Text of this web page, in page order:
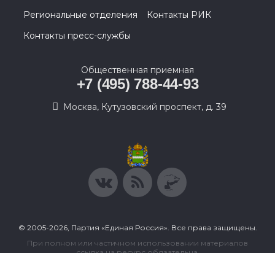
Региональные отделения
Контакты РИК
Контакты пресс-службы
Общественная приемная
+7 (495) 788-44-93
Москва, Кутузовский проспект, д. 39
© 2005-2026, Партия «Единая Россия». Все права защищены.
При полном или частичном использовании материалов